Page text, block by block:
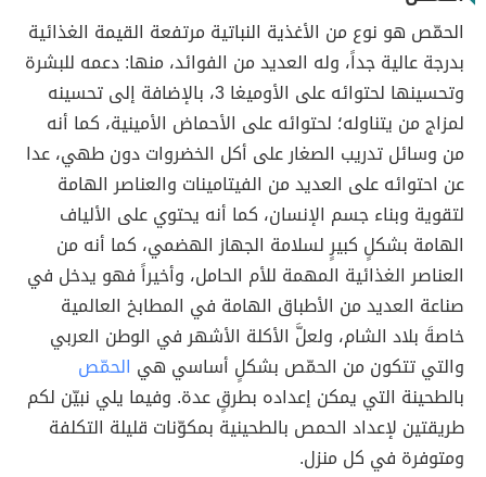
الحمّص هو نوع من الأغذية النباتية مرتفعة القيمة الغذائية
بدرجة عالية جداً، وله العديد من الفوائد، منها: دعمه للبشرة
وتحسينها لحتوائه على الأوميغا 3، بالإضافة إلى تحسينه
لمزاج من يتناوله؛ لحتوائه على الأحماض الأمينية، كما أنه
من وسائل تدريب الصغار على أكل الخضروات دون طهي، عدا
عن احتوائه على العديد من الفيتامينات والعناصر الهامة
لتقوية وبناء جسم الإنسان، كما أنه يحتوي على الألياف
الهامة بشكلٍ كبيرٍ لسلامة الجهاز الهضمي، كما أنه من
العناصر الغذائية المهمة للأم الحامل، وأخيراً فهو يدخل في
صناعة العديد من الأطباق الهامة في المطابخ العالمية
خاصةَ بلاد الشام، ولعلَّ الأكلة الأشهر في الوطن العربي
والتي تتكون من الحمّص بشكلٍ أساسي هي الحمّص
بالطحينة التي يمكن إعداده بطرقٍ عدة. وفيما يلي نبيّن لكم
طريقتين لإعداد الحمص بالطحينية بمكوّنات قليلة التكلفة
ومتوفرة في كل منزل.